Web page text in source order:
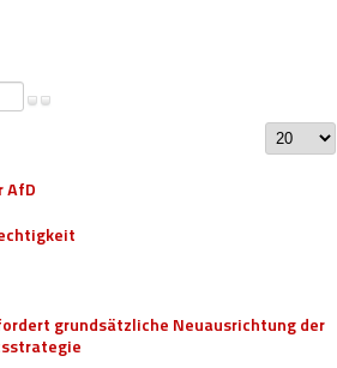
Anzeige
AfD
grundsätzliche Neuausrichtung der